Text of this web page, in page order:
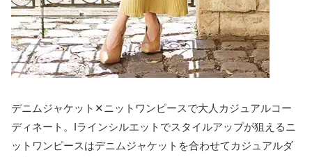
デニムジャケット✕ニットワンピースで大人カジュアルコー
ディネート。Iラインシルエットでスタイルアップが狙えるニ
ットワンピースはデニムジャケットを合わせてカジュアルダ